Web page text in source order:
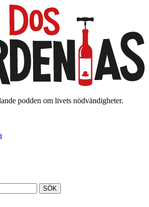
podden om livets nödvändigheter.
SÖK